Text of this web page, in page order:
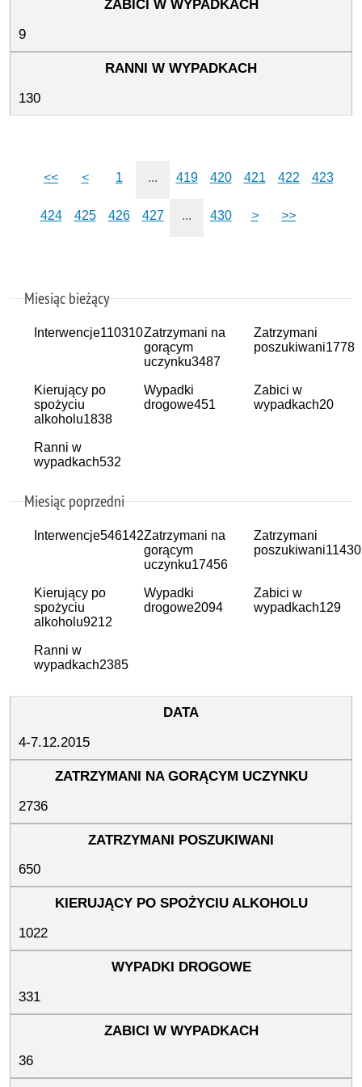
9
130
<< < 1 ... 419 420 421 422 423
424 425 426 427 ... 430 > >>
Miesiąc bieżący
Interwencje110310Zatrzymani na
gorącym
uczynku3487
Zatrzymani
poszukiwani1778
Kierujący po
spożyciu
alkoholu1838
Wypadki
drogowe451
Zabici w
wypadkach20
Ranni w
wypadkach532
Miesiąc poprzedni
Interwencje546142Zatrzymani na
gorącym
uczynku17456
Zatrzymani
poszukiwani11430
Kierujący po
spożyciu
alkoholu9212
Wypadki
drogowe2094
Zabici w
wypadkach129
Ranni w
wypadkach2385
4-7.12.2015
2736
650
1022
331
36